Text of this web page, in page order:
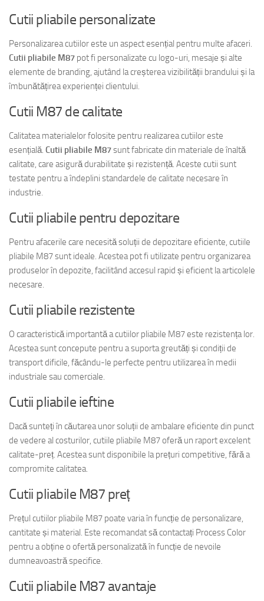
Cutii pliabile personalizate
Personalizarea cutiilor este un aspect esențial pentru multe afaceri.
Cutii pliabile M87 pot fi personalizate cu logo-uri, mesaje și alte
elemente de branding, ajutând la creșterea vizibilității brandului și la
îmbunătățirea experienței clientului.
Cutii M87 de calitate
Calitatea materialelor folosite pentru realizarea cutiilor este
esențială. Cutii pliabile M87sunt fabricate din materiale de înaltă
calitate, care asigură durabilitate și rezistență. Aceste cutii sunt
testate pentru a îndeplini standardele de calitate necesare în
industrie.
Cutii pliabile pentru depozitare
Pentru afacerile care necesită soluții de depozitare eficiente, cutiile
pliabile M87 sunt ideale. Acestea pot fi utilizate pentru organizarea
produselor în depozite, facilitând accesul rapid și eficient la articolele
necesare.
Cutii pliabile rezistente
O caracteristică importantă a cutiilor pliabile M87 este rezistența lor.
Acestea sunt concepute pentru a suporta greutăți și condiții de
transport dificile, făcându-le perfecte pentru utilizarea în medii
industriale sau comerciale.
Cutii pliabile ieftine
Dacă sunteți în căutarea unor soluții de ambalare eficiente din punct
de vedere al costurilor, cutiile pliabile M87 oferă un raport excelent
calitate-preț. Acestea sunt disponibile la prețuri competitive, fără a
compromite calitatea.
Cutii pliabile M87 preț
Prețul cutiilor pliabile M87 poate varia în funcție de personalizare,
cantitate și material. Este recomandat să contactați Process Color
pentru a obține o ofertă personalizată în funcție de nevoile
dumneavoastră specifice.
Cutii pliabile M87 avantaje